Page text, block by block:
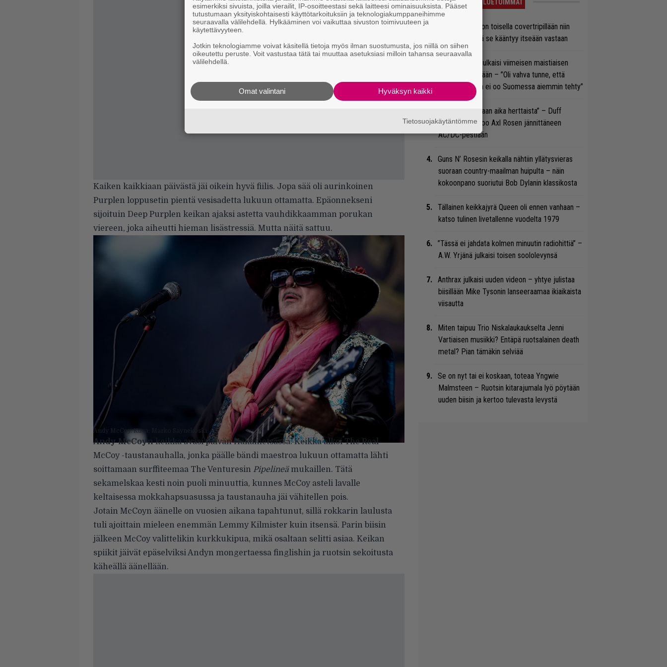
Kaiken kaikkiaan päivästä jäi oikein hyvä fiilis. Jopa sää oli aurinkoinen
Purplen loppusetin pientä vesisadetta lukuun ottamatta. Epäonnekseni
sijoituin Deep Purplen keikan ajaksi astetta vauhdikkaamman porukan
viereen, joka aiheutti hieman lisästressiä. Mutta näitä sattuu.
Andy McCoy. Kuva: Marko Säynekoski
Andy McCoynkeikka avasi päivän Hakametsässä. Keikka alkoi The Real
McCoy -taustanauhalla, jonka päälle bändi maestroa lukuun ottamatta lähti
soittamaan surffiteemaa The Venturesin Pipelineämukaillen. Tätä
sekamelskaa kesti noin puoli minuuttia, kunnes McCoy asteli lavalle
keltaisessa mokkahapsuasussa ja taustanauha jäi vähitellen pois.
Jotain McCoyn äänelle on vuosien aikana tapahtunut, sillä rokkarin laulusta
tuli ajoittain mieleen enemmän Lemmy Kilmister kuin itsensä. Parin biisin
jälkeen McCoy valittelikin kurkkukipua, mikä osaltaan selitti asiaa. Keikan
spiikit jäivät epäselviksi Andyn mongertaessa finglishin ja ruotsin sekoitusta
käheällä äänellään.
LUETUIMMAT
Arvio: Saimaa on toisella covertripillään niin
suvereeni, että se kääntyy itseään vastaan
Marko Annala julkaisi viimeisen maistiaisen
soolodebyytiltään – ”Oli vahva tunne, että
tällaista musaa ei oo Suomessa aiemmin tehty”
”Se oli oikeastaan aika herttaista” – Duff
McKagan kertoo Axl Rosen jännittäneen
AC/DC-pestiään
Guns N’ Rosesin keikalla nähtiin yllätysvieras
suoraan country-maailman huipulta – näin
kokoonpano suoriutui Bob Dylanin klassikosta
Tällainen keikkajyrä Queen oli ennen vanhaan –
katso tulinen livetallenne vuodelta 1979
”Tässä ei jahdata kolmen minuutin radiohittiä” –
A.W. Yrjänä julkaisi toisen soololevynsä
Anthrax julkaisi uuden videon – yhtye julistaa
biisillään Mike Tysonin lanseeraamaa ikiaikaista
viisautta
Miten taipuu Trio Niskalaukaukselta Jenni
Vartiaisen musiikki? Entäpä ruotsalainen death
metal? Pian tämäkin selviää
Se on nyt tai ei koskaan, toteaa Yngwie
Malmsteen – Ruotsin kitarajumala lyö pöytään
uuden biisin ja kertoo tulevasta levystä
esimerkiksi sivuista, joilla vierailit, IP-osoitteestasi sekä laitteesi ominaisuuksista. Pääset
tutustumaan yksityiskohtaisesti käyttötarkoituksiin ja teknologiakumppaneihimme
seuraavalla välilehdellä. Hylkääminen voi vaikuttaa sivuston toimivuuteen ja
käytettävyyteen.
Jotkin teknologiamme voivat käsitellä tietoja myös ilman suostumusta, jos niillä on siihen
oikeutettu peruste. Voit vastustaa tätä tai muuttaa asetuksiasi milloin tahansa seuraavalla
välilehdellä.
Hyväksyn kaikki
Omat valintani
Tietosuojakäytäntömme